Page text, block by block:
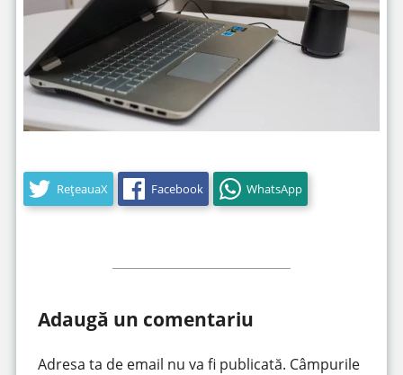
RețeauaX Facebook WhatsApp
Adaugă un comentariu
Adresa ta de email nu va fi publicată. Câmpurile